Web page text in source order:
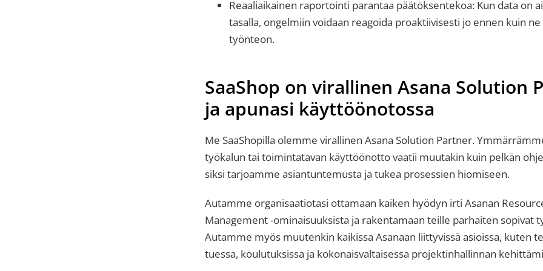
Reaaliaikainen raportointi parantaa päätöksentekoa: Kun data on
tasalla, ongelmiin voidaan reagoida proaktiivisesti jo ennen kuin
työnteon.
SaaShop on virallinen Asana Solution
ja apunasi käyttöönotossa
Me SaaShopilla olemme virallinen Asana Solution Partner.
työkalun tai toimintatavan käyttöönotto vaatii muutakin kuin pelkän
siksi tarjoamme asiantuntemusta ja tukea prosessien hiomiseen.
Autamme organisaatiotasi ottamaan kaiken hyödyn irti Asanan
Management -ominaisuuksista ja rakentamaan teille parhaiten sopivat
Autamme myös muutenkin kaikissa Asanaan liittyvissä asioissa, kuten
tuessa, koulutuksissa ja kokonaisvaltaisessa projektinhallinnan